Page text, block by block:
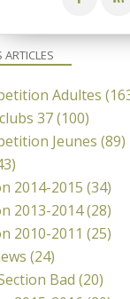
ARTICLES
Adultes
37(100)
Jeunes (89)
2014-2015 (34)
2013-2014(28)
2010-2011 (25)
(24)
Bad (20)